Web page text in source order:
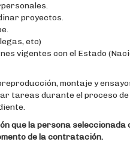
proyectos.
etc)
vigentes con el Estado
montaje y
tareas durante el proceso
que la persona seleccionada
de la contratación.